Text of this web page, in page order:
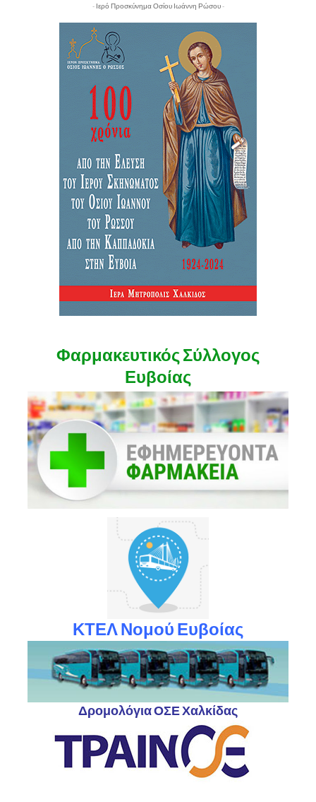
- Ιερό Προσκύνημα Οσίου Ιωάννη Ρώσου -
Φαρμακευτικός Σύλλογος
Ευβοίας
ΚΤΕΛ Νομού Ευβοίας
Δρομολόγια ΟΣΕ Χαλκίδας